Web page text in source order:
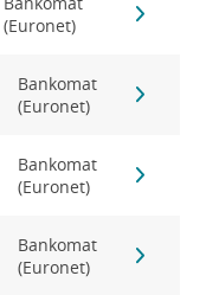
(Euronet)
Bankomat
(Euronet)
Bankomat
(Euronet)
Bankomat
(Euronet)